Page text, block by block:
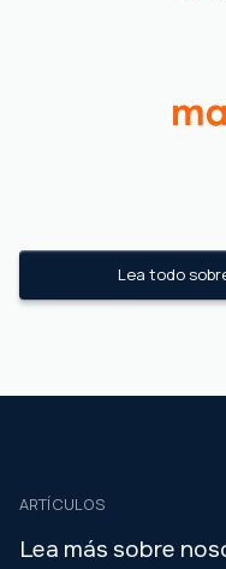
Lea todo
ARTÍCULOS
Lea más sobre